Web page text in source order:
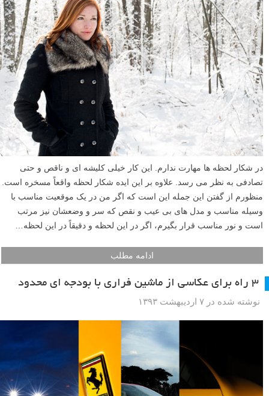
در شکار لحظه ها مهارت ندارم. این کار خیلی کلیشه ای و ناقص و حتی
تصادفی به نظر می رسد. علاوه بر این ایده شکار لحظه واقعاً مسخره است.
منظورم از گفتن این جمله این است که اگر من در یک موقعیت مناسب با
وسیله مناسب و مدل های بی عیب و نقص که سر و وضعشان نیز مرتب
است و نور مناسب قرار بگیرم، اگر در این لحظه و دقیقاً در این لحظه…
ادامه مطلب
۳ راه برای عکاسی از ماشین فراری با بودجه ای محدود
نوشته شده در ۷ اردیبهشت ۱۳۹۳